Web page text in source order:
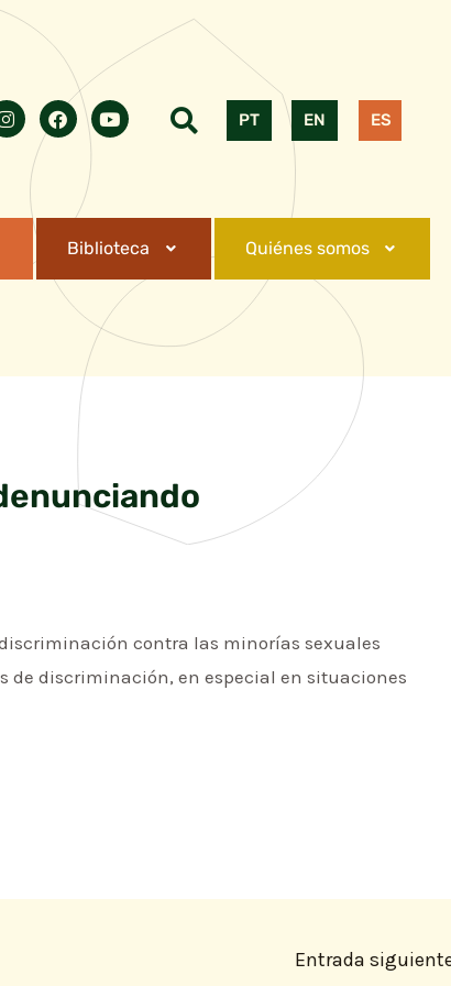
PT EN ES
Biblioteca Quiénes somos
contra las minorías sexuales
de discriminación, en especial en situaciones
Entrada